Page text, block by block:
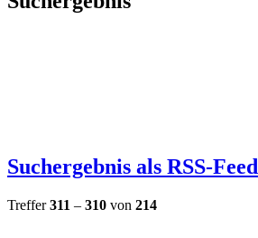
Suchergebnis als RSS-Feed
Treffer311 – 310 von 214